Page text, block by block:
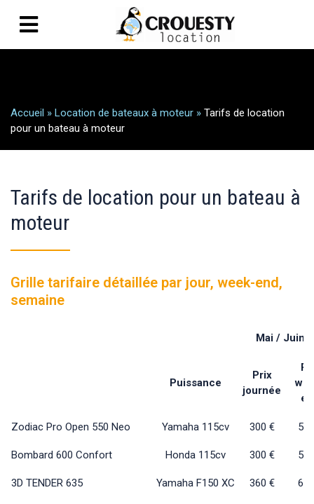
Accueil » Location de bateaux à moteur » Tarifs de location
pour un bateau à moteur
Tarifs de location pour un bateau à
moteur
Grille tarifaire détaillée par jour, week-end,
semaine
Mai / Juin
Puissance
Prix
journée
Zodiac Pro Open 550 Neo Yamaha 115cv 300 €
Bombard 600 Confort Honda 115cv 300 €
3D TENDER 635 Yamaha F150 XC 360 €